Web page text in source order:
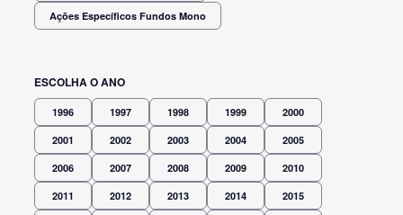
Ações Específicos Fundos Mono
ESCOLHA O ANO
1996 1997 1998 1999 2000
2001 2002 2003 2004 2005
2006 2007 2008 2009 2010
2011 2012 2013 2014 2015